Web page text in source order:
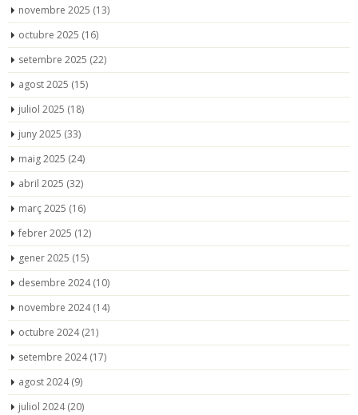
novembre 2025 (13)
octubre 2025 (16)
setembre 2025 (22)
agost 2025 (15)
juliol 2025 (18)
juny 2025 (33)
maig 2025 (24)
abril 2025 (32)
març 2025 (16)
febrer 2025 (12)
gener 2025 (15)
desembre 2024(10)
novembre 2024(14)
octubre 2024(21)
setembre 2024(17)
agost 2024(9)
juliol 2024(20)